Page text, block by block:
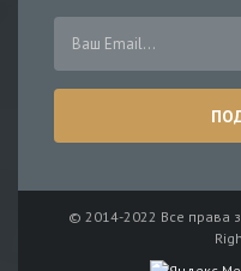
© 2014-2022 Все права